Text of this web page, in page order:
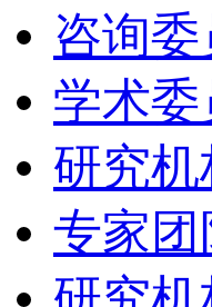
咨询委
学术委
研究机
专家团